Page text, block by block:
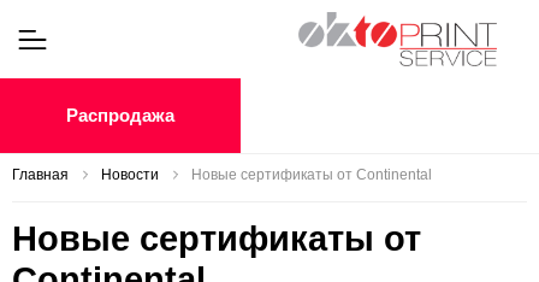
Распродажа
Главная Новости Новые сертификаты от Continental
Новые сертификаты от